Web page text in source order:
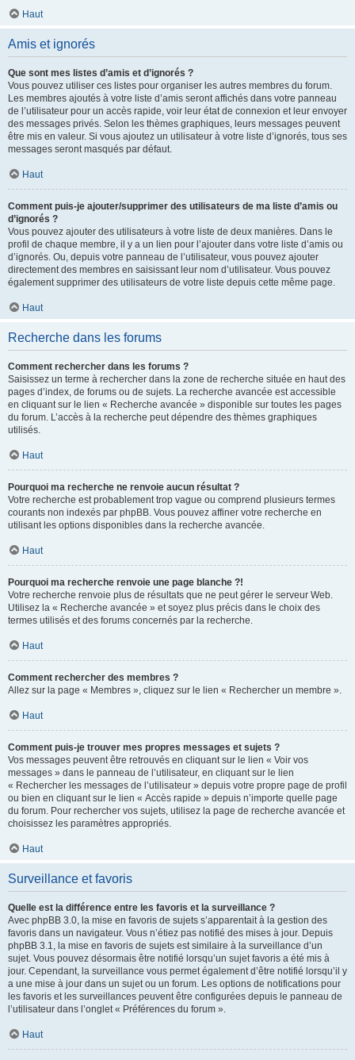
Haut
Amis et ignorés
Que sont mes listes d’amis et d’ignorés ?
Vous pouvez utiliser ces listes pour organiser les autres membres du forum.
Les membres ajoutés à votre liste d’amis seront affichés dans votre panneau
de l’utilisateur pour un accès rapide, voir leur état de connexion et leur envoyer
des messages privés. Selon les thèmes graphiques, leurs messages peuvent
être mis en valeur. Si vous ajoutez un utilisateur à votre liste d’ignorés, tous ses
messages seront masqués par défaut.
Haut
Comment puis-je ajouter/supprimer des utilisateurs de ma liste d’amis ou
d’ignorés ?
Vous pouvez ajouter des utilisateurs à votre liste de deux manières. Dans le
profil de chaque membre, il y a un lien pour l’ajouter dans votre liste d’amis ou
d’ignorés. Ou, depuis votre panneau de l’utilisateur, vous pouvez ajouter
directement des membres en saisissant leur nom d’utilisateur. Vous pouvez
également supprimer des utilisateurs de votre liste depuis cette même page.
Haut
Recherche dans les forums
Comment rechercher dans les forums ?
Saisissez un terme à rechercher dans la zone de recherche située en haut des
pages d’index, de forums ou de sujets. La recherche avancée est accessible
en cliquant sur le lien « Recherche avancée » disponible sur toutes les pages
du forum. L’accès à la recherche peut dépendre des thèmes graphiques
utilisés.
Haut
Pourquoi ma recherche ne renvoie aucun résultat ?
Votre recherche est probablement trop vague ou comprend plusieurs termes
courants non indexés par phpBB. Vous pouvez affiner votre recherche en
utilisant les options disponibles dans la recherche avancée.
Haut
Pourquoi ma recherche renvoie une page blanche ?!
Votre recherche renvoie plus de résultats que ne peut gérer le serveur Web.
Utilisez la « Recherche avancée » et soyez plus précis dans le choix des
termes utilisés et des forums concernés par la recherche.
Haut
Comment rechercher des membres ?
Allez sur la page « Membres », cliquez sur le lien « Rechercher un membre ».
Haut
Comment puis-je trouver mes propres messages et sujets ?
Vos messages peuvent être retrouvés en cliquant sur le lien « Voir vos
messages » dans le panneau de l’utilisateur, en cliquant sur le lien
« Rechercher les messages de l’utilisateur » depuis votre propre page de profil
ou bien en cliquant sur le lien « Accès rapide » depuis n’importe quelle page
du forum. Pour rechercher vos sujets, utilisez la page de recherche avancée et
choisissez les paramètres appropriés.
Haut
Surveillance et favoris
Quelle est la différence entre les favoris et la surveillance ?
Avec phpBB 3.0, la mise en favoris de sujets s’apparentait à la gestion des
favoris dans un navigateur. Vous n’étiez pas notifié des mises à jour. Depuis
phpBB 3.1, la mise en favoris de sujets est similaire à la surveillance d’un
sujet. Vous pouvez désormais être notifié lorsqu’un sujet favoris a été mis à
jour. Cependant, la surveillance vous permet également d’être notifié lorsqu’il y
a une mise à jour dans un sujet ou un forum. Les options de notifications pour
les favoris et les surveillances peuvent être configurées depuis le panneau de
l’utilisateur dans l’onglet « Préférences du forum ».
Haut